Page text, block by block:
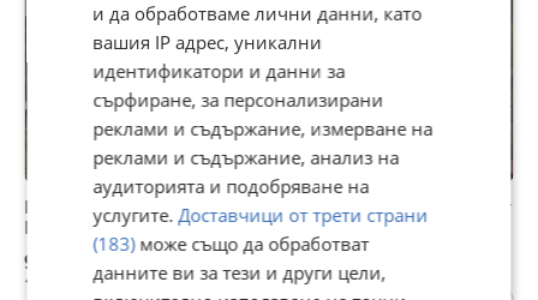
Продава ПРОМ. ПОМЕЩЕНИЕ, с. Голям чардак, област
Пловдив
900 000 €
1 760 247 лв
и да обработваме лични данни, като
вашия IP адрес, уникални
идентификатори и данни за
сърфиране, за персонализирани
реклами и съдържание, измерване на
реклами и съдържание, анализ на
аудиторията и подобряване на
услугите.Доставчици от трети страни
(183)може също да обработват
данните ви за тези и други цели,